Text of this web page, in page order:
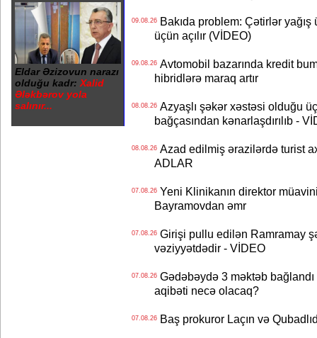
Eldar Əzizovun narazı
olduğu kadr: Xalid
Ələkbərov yola
salınır...
09.08.26Bakıda problem: Çətirlər
üçün açılır (VİDEO)
09.08.26Avtomobil bazarında kredit
hibridlərə maraq artır
08.08.26Azyaşlı şəkər xəstəsi olduğu
bağçasından kənarlaşdırılıb -
08.08.26Azad edilmiş ərazilərdə turist
ADLAR
07.08.26Yeni Klinikanın direktor müavini
Bayramovdan əmr
07.08.26Girişi pullu edilən Ramramay
vəziyyətdədir - VİDEO
07.08.26Gədəbəydə 3 məktəb
aqibəti necə olacaq?
07.08.26Baş prokuror Laçın və